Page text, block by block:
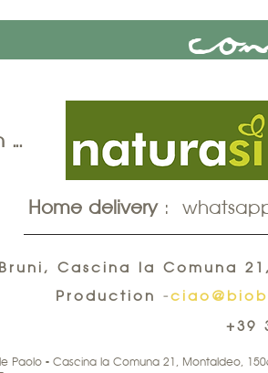
Home delivery:
...
Cascina la Comuna
Production
-
+39
Paolo - Cascina la Comuna 21, Montaldeo,